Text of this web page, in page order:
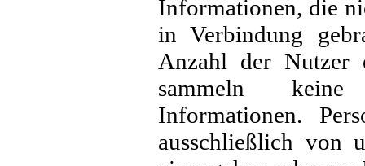
Informationen, die
in Verbindung
Anzahl der Nutzer
sammeln keine
Informationen.
ausschließlich von